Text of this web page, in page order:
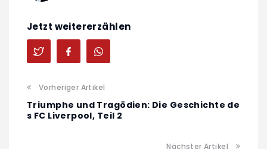
Jetzt weitererzählen
Vorheriger Artikel
Triumphe und Tragödien: Die Geschichte de
s FC Liverpool, Teil 2
Nächster Artikel